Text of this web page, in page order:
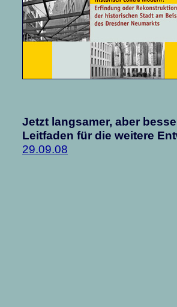
Jetzt langsamer, aber
Leitfaden für die weitere
29.09.08